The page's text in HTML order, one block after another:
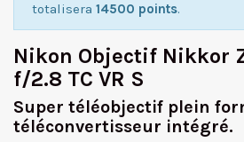
totalisera 14500 points.
Nikon Objectif Nikkor
f/2.8 TC VR S
Super téléobjectif plein
téléconvertisseur intégré.